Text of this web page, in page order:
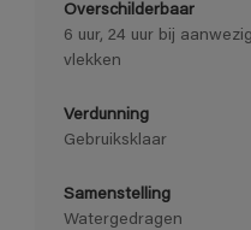
Overschilderbaar
6 uur, 24 uur bij
vlekken
Verdunning
Gebruiksklaar
Samenstelling
Watergedragen